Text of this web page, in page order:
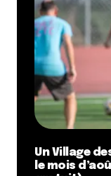
Un Village
le mois